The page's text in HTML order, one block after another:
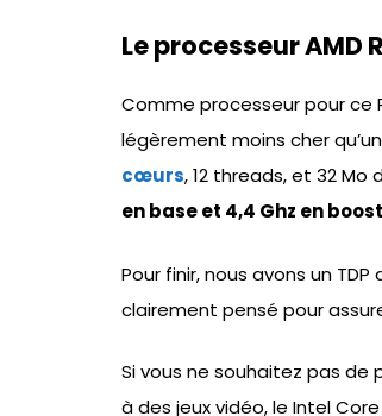
Le processeur AMD
Comme processeur pour ce
légèrement moins cher
cœurs, 12 threads, et 32
en base et 4,4 Ghz en boost
Pour finir, nous avons un
clairement pensé pour
Si vous ne souhaitez pas de
à des jeux vidéo, le Intel